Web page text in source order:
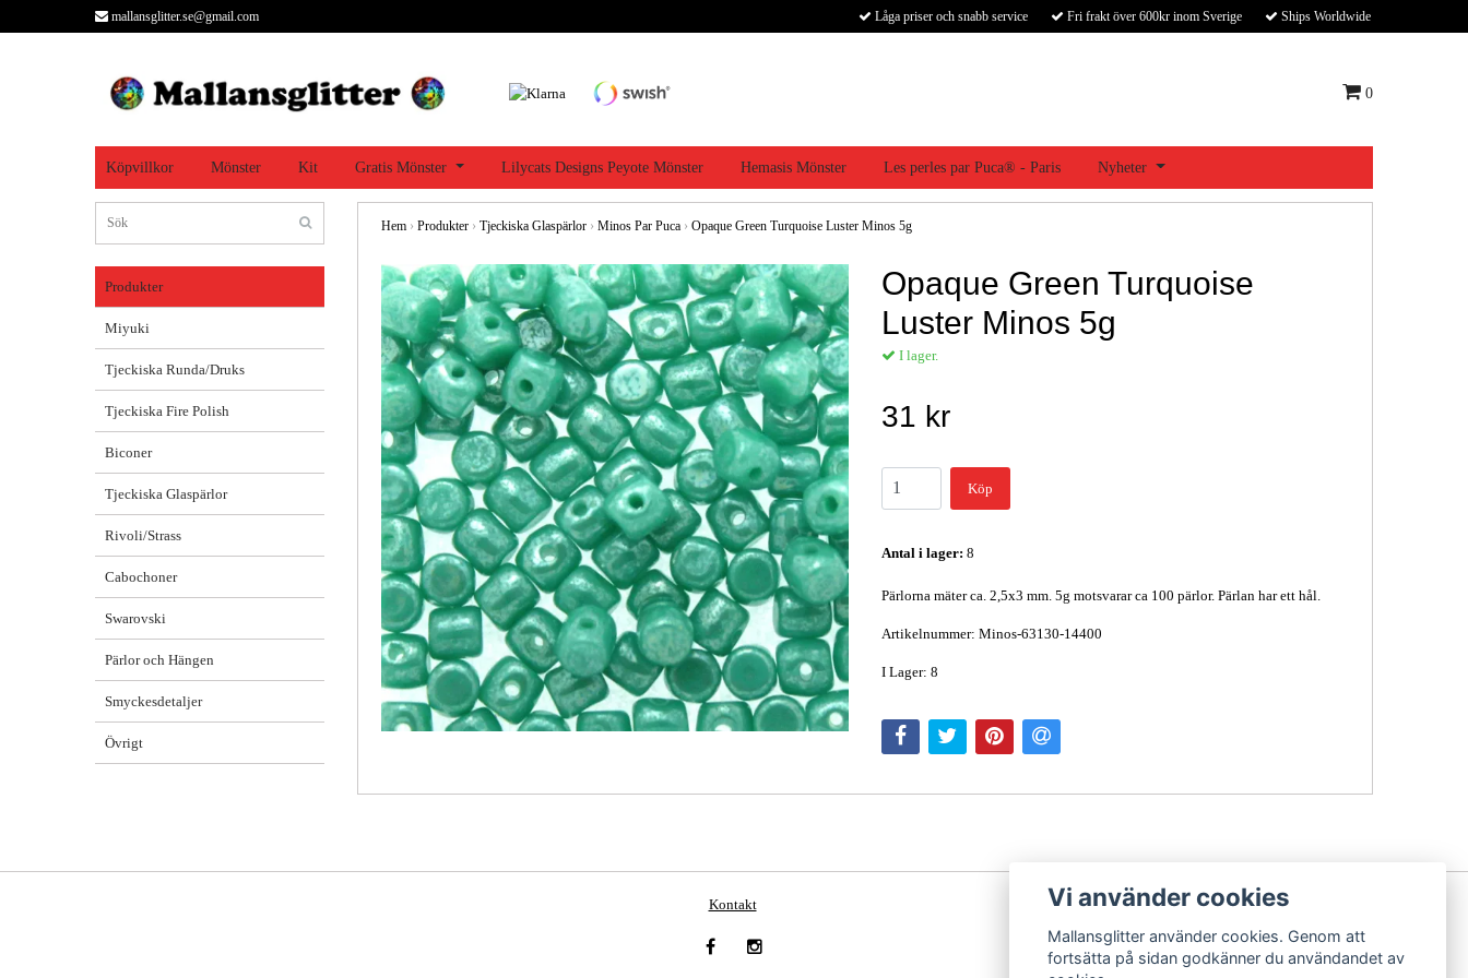
mallansglitter.se@gmail.com Låga priser och snabb service Fri frakt över 600kr inom Sverige Ships Worldwide
0
Köpvillkor Mönster Kit Gratis Mönster Lilycats Designs Peyote Mönster Hemasis Mönster Les perles par Puca® - Paris Nyheter
Produkter
Miyuki
Tjeckiska Runda/Druks
Tjeckiska Fire Polish
Biconer
Tjeckiska Glaspärlor
Rivoli/Strass
Cabochoner
Swarovski
Pärlor och Hängen
Smyckesdetaljer
Övrigt
Hem › Produkter › Tjeckiska Glaspärlor › Minos Par Puca › Opaque Green Turquoise Luster Minos 5g
Opaque Green Turquoise
Luster Minos 5g
I lager.
31 kr
Köp
Antal i lager: 8
Pärlorna mäter ca. 2,5x3 mm. 5g motsvarar ca 100 pärlor. Pärlan har ett hål.
Artikelnummer: Minos-63130-14400
I Lager: 8
Kontakt Vi använder cookies
Mallansglitter använder cookies. Genom att
fortsätta på sidan godkänner du användandet av